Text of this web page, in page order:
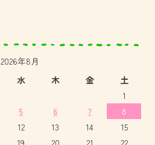
2026年8月
水 木 金
土
1
5 6 7
8
12 13 14
15
19 20 21 22